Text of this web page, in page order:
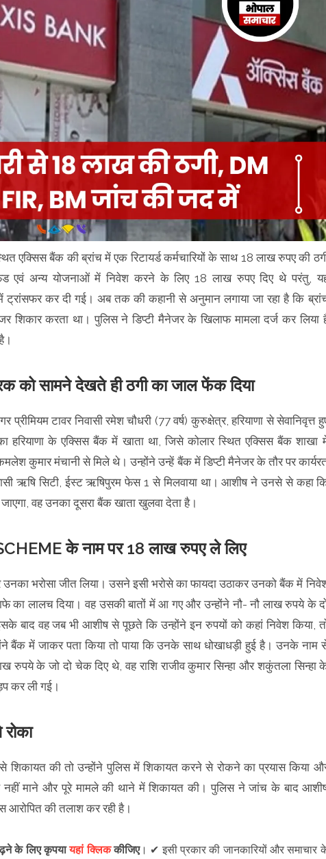
एक्सिस बैंक की ब्रांच में एक रिटायर्ड कर्मचारियों के साथ 18 लाख रुपए की
एवं अन्य योजनाओं में निवेश करने के लिए 18 लाख रुपए दिए थे परंतु,
ट्रांसफर कर दी गई। अब तक की कहानी से अनुमान लगाया जा रहा है कि
शिकार करता था। पुलिस ने डिप्टी मैनेजर के खिलाफ मामला दर्ज कर लिया
को सामने देखते ही ठगी का जाल फेंक दिया
टावर निवासी रमेश चौधरी (77 वर्ष) कुरुक्षेत्र, हरियाणा से सेवानिवृत्त
के एक्सिस बैंक में खाता था, जिसे कोलार स्थित एक्सिस बैंक शाखा
कुमार मंचानी से मिले थे। उन्होंने उन्हें बैंक में डिप्टी मैनेजर के तौर पर
ऋषि सिटी, ईस्ट ऋषिपुरम फेस 1 से मिलवाया था। आशीष ने उनसे से कहा
वह उनका दूसरा बैंक खाता खुलवा देता है।
के नाम पर 18 लाख रुपए ले लिए
भरोसा जीत लिया। उसने इसी भरोसे का फायदा उठाकर उनको बैंक में
का लालच दिया। वह उसकी बातों में आ गए और उन्होंने नौ- नौ लाख रुपये के
बाद वह जब भी आशीष से पूछते कि उन्होंने इन रुपयों को कहां निवेश किया,
बैंक में जाकर पता किया तो पाया कि उनके साथ धोखाधड़ी हुई है। उनके नाम
रुपये के जो दो चेक दिए थे, वह राशि राजीव कुमार सिन्हा और शकुंतला सिन्हा
कर ली गई।
शिकायत की तो उन्होंने पुलिस में शिकायत करने से रोकने का प्रयास किया
नहीं माने और पूरे मामले की थाने में शिकायत की। पुलिस ने जांच के बाद
आरोपित की तलाश कर रही है।
के लिए कृपयायहां क्लिककीजिए। ✔ इसी प्रकार की जानकारियों और समाचार